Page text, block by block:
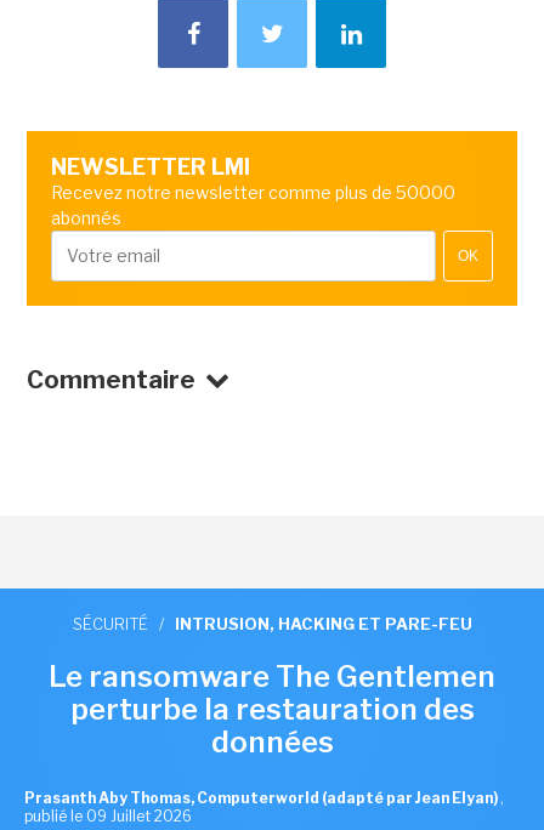
NEWSLETTER LMI
Recevez notre newsletter comme plus de 50000
abonnés
OK
Commentaire
SÉCURITÉ / INTRUSION, HACKING ET PARE-FEU
Le ransomware The Gentlemen
perturbe la restauration des
données
Prasanth Aby Thomas, Computerworld (adapté par Jean Elyan) ,
publié le 09 Juillet 2026